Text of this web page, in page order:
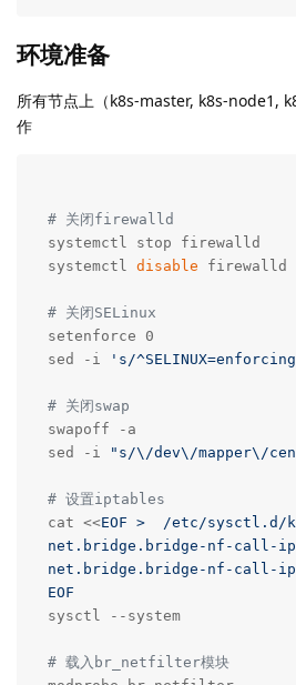
环境准备
所有节点上（k8s-master, k8s-node1,
作
# 关闭firewalld
systemctl stop firewalld
systemctl disable firewalld
# 关闭SELinux
setenforce 0
sed -i
's/
# 关闭swap
swapoff -a
sed -i
"s/\/dev\/mapper\/
# 设置iptables
cat <<EOF >  /etc/sysctl.d/
net.bridge.bridge-nf-call-
net.bridge.bridge-nf-call-
EOF
sysctl --system
# 载入br_netfilter模块